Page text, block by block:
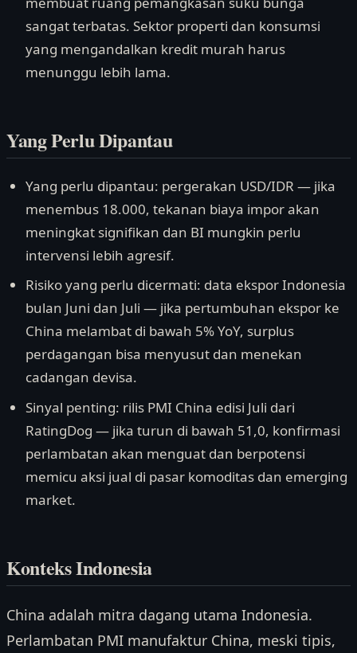
sangat terbatas. Sektor properti dan konsumsi
yang mengandalkan kredit murah harus
menunggu lebih lama.
Yang Perlu Dipantau
Yang perlu dipantau: pergerakan USD/IDR — jika
menembus 18.000, tekanan biaya impor akan
meningkat signifikan dan BI mungkin perlu
intervensi lebih agresif.
Risiko yang perlu dicermati: data ekspor Indonesia
bulan Juni dan Juli — jika pertumbuhan ekspor ke
China melambat di bawah 5% YoY, surplus
perdagangan bisa menyusut dan menekan
cadangan devisa.
Sinyal penting: rilis PMI China edisi Juli dari
RatingDog — jika turun di bawah 51,0, konfirmasi
perlambatan akan menguat dan berpotensi
memicu aksi jual di pasar komoditas dan emerging
market.
Konteks Indonesia
China adalah mitra dagang utama Indonesia.
Perlambatan PMI manufaktur China, meski tipis,